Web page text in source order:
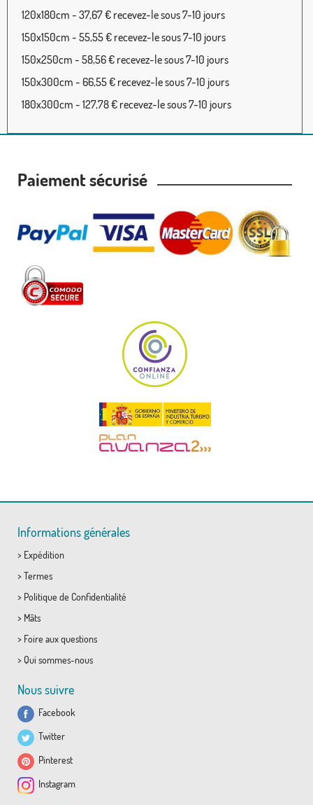
120x180cm - 37,67 € recevez-le sous 7-10 jours
150x150cm - 55,55 € recevez-le sous 7-10 jours
150x250cm - 58,56 € recevez-le sous 7-10 jours
150x300cm - 66,55 € recevez-le sous 7-10 jours
180x300cm - 127,78 € recevez-le sous 7-10 jours
Paiement sécurisé
Informations générales
> Expédition
> Termes
> Politique de Confidentialité
> Mâts
> Foire aux questions
> Qui sommes-nous
Nous suivre
Facebook
Twitter
Pinterest
Instagram